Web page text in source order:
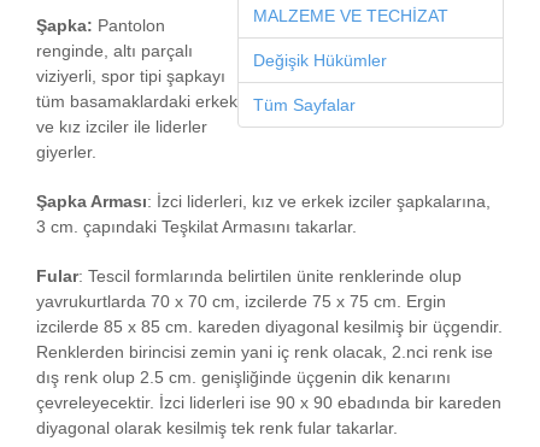
MALZEME VE TECHİZAT
Değişik Hükümler
Tüm Sayfalar
Şapka: Pantolon
renginde, altı parçalı
viziyerli, spor tipi şapkayı
tüm basamaklardaki erkek
ve kız izciler ile liderler
giyerler.
Şapka Arması: İzci liderleri, kız ve erkek izciler şapkalarına,
3 cm. çapındaki Teşkilat Armasını takarlar.
Fular: Tescil formlarında belirtilen ünite renklerinde olup
yavrukurtlarda 70 x 70 cm, izcilerde 75 x 75 cm. Ergin
izcilerde 85 x 85 cm. kareden diyagonal kesilmiş bir üçgendir.
Renklerden birincisi zemin yani iç renk olacak, 2.nci renk ise
dış renk olup 2.5 cm. genişliğinde üçgenin dik kenarını
çevreleyecektir. İzci liderleri ise 90 x 90 ebadında bir kareden
diyagonal olarak kesilmiş tek renk fular takarlar.